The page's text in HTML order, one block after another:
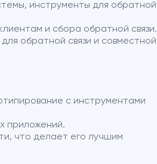
инструменты для обратной
и сбора обратной связи.
обратной связи и совместной
с инструментами
приложений.
что делает его лучшим